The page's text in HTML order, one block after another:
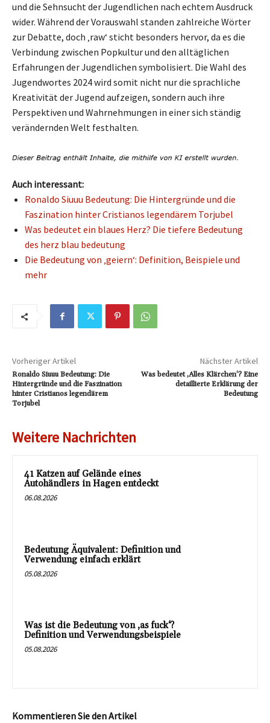
und die Sehnsucht der Jugendlichen nach echtem Ausdruck
wider. Während der Vorauswahl standen zahlreiche Wörter
zur Debatte, doch ‚raw‘ sticht besonders hervor, da es die
Verbindung zwischen Popkultur und den alltäglichen
Erfahrungen der Jugendlichen symbolisiert. Die Wahl des
Jugendwortes 2024 wird somit nicht nur die sprachliche
Kreativität der Jugend aufzeigen, sondern auch ihre
Perspektiven und Wahrnehmungen in einer sich ständig
verändernden Welt festhalten.
Auch interessant:
Ronaldo Siuuu Bedeutung: Die Hintergründe und die
Faszination hinter Cristianos legendärem Torjubel
Was bedeutet ein blaues Herz? Die tiefere Bedeutung
des herz blau bedeutung
Die Bedeutung von ‚geiern‘: Definition, Beispiele und
mehr
Vorheriger Artikel
Ronaldo Siuuu Bedeutung: Die
Hintergründe und die Faszination
hinter Cristianos legendärem
Torjubel
Nächster Artikel
Was bedeutet ‚Alles Klärchen‘? Eine
detaillierte Erklärung der
Bedeutung
Weitere Nachrichten
41 Katzen auf Gelände eines
Autohändlers in Hagen entdeckt
06.08.2026
Bedeutung Äquivalent: Definition und
Verwendung einfach erklärt
05.08.2026
Was ist die Bedeutung von ‚as fuck‘?
Definition und Verwendungsbeispiele
05.08.2026
Kommentieren Sie den Artikel